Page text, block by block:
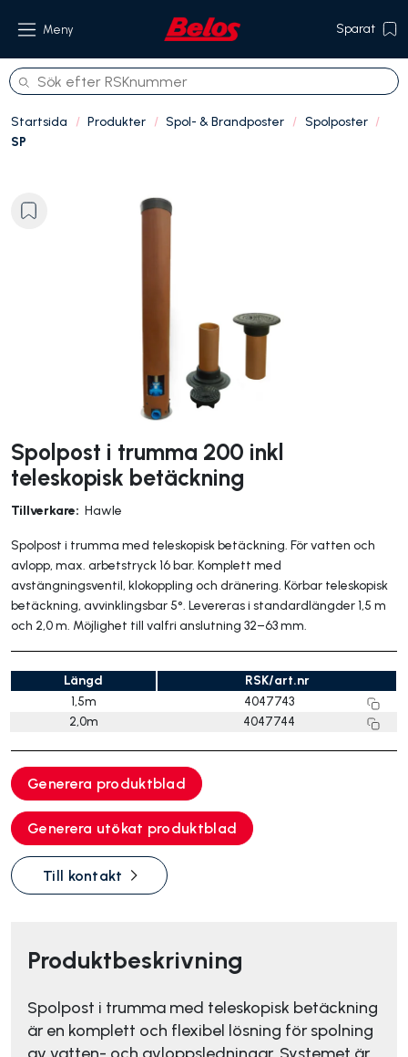
Meny Sparat
Om oss
Startsida Produkter Spol- & Brandposter
Spolposter
SP
Spolpost i trumma 200 inkl
teleskopisk betäckning
Tillverkare: Hawle
Spolpost i trumma med teleskopisk betäckning. För vatten och
avlopp, max. arbetstryck 16 bar. Komplett med
avstängningsventil, klokoppling och dränering. Körbar teleskopisk
betäckning, avvinklingsbar 5°. Levereras i standardlängder 1,5 m
och 2,0 m. Möjlighet till valfri anslutning 32–63 mm.
Längd
RSK/art.nr
1,5m
4047743
2,0m
4047744
Generera produktblad
Generera utökat produktblad
Till kontakt
Produktbeskrivning
Spolpost i trumma med teleskopisk betäckning
är en komplett och flexibel lösning för spolning